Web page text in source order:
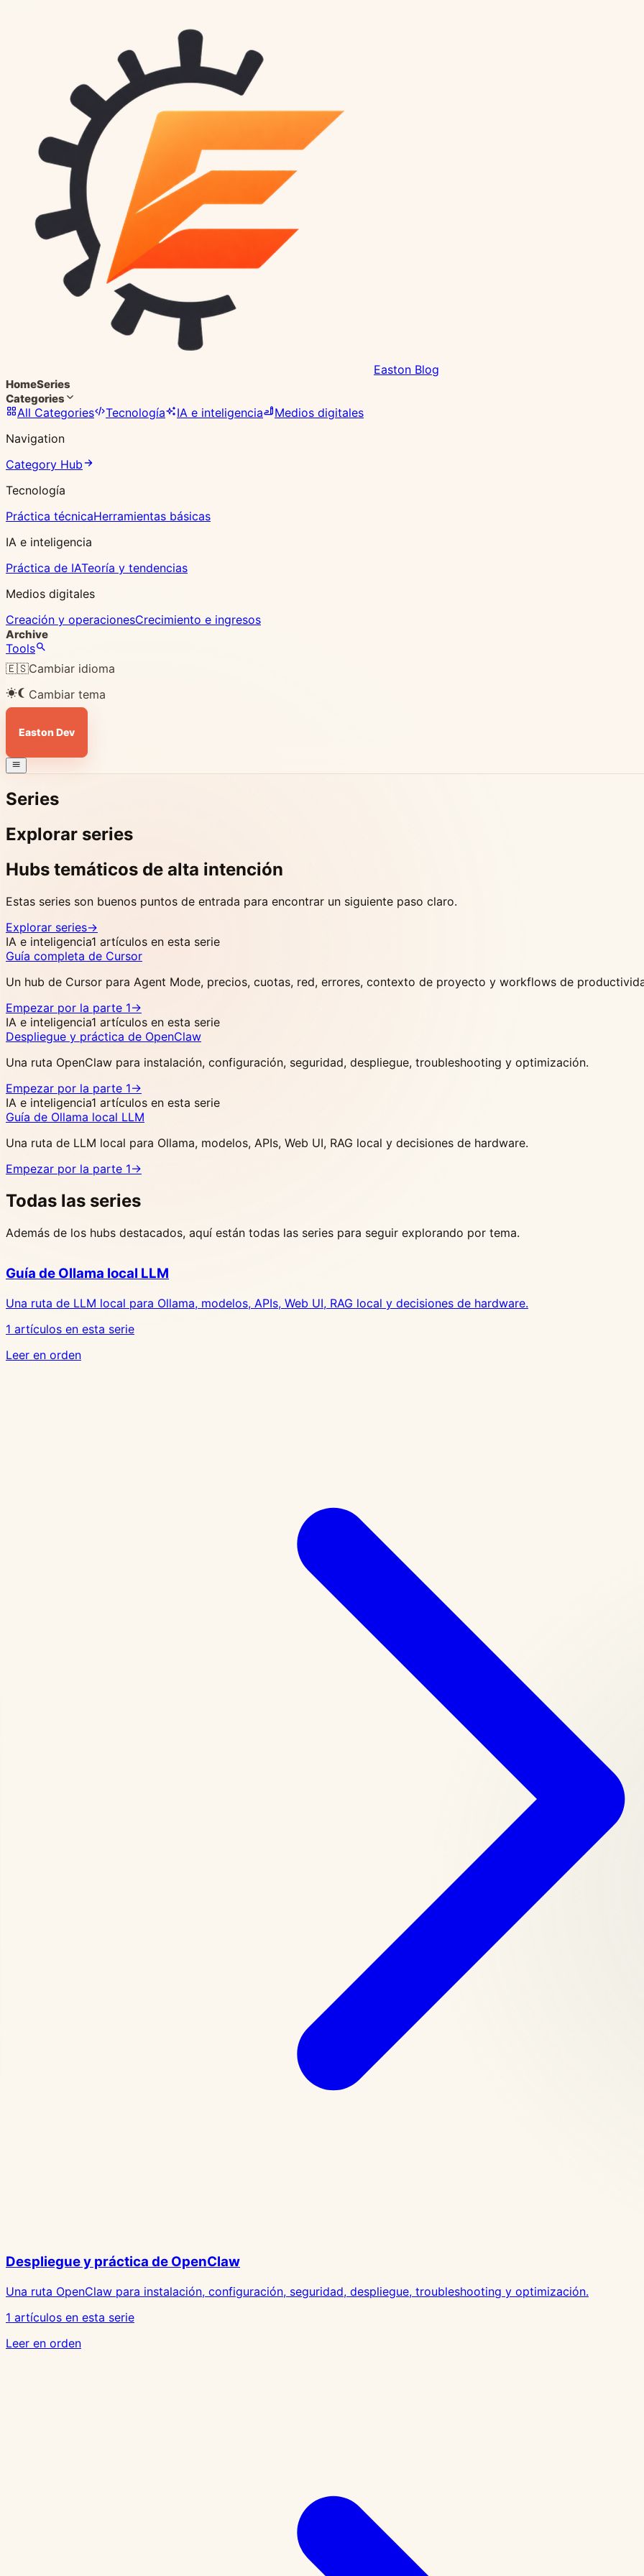
Easton Blog
HomeSeries
Categories
All Categories Tecnología IA e inteligencia
Medios digitales
Navigation
Category Hub
Tecnología
Práctica técnicaHerramientas básicas
IA e inteligencia
Práctica de IATeoría y tendencias
Medios digitales
Creación y operacionesCrecimiento e ingresos
Archive
Tools
🇪🇸Cambiar idioma
Cambiar tema
Easton Dev
Series
Explorar series
Hubs temáticos de alta intención
Estas series son buenos puntos de entrada para encontrar un siguiente paso claro.
Explorar series->
IA e inteligencia1 artículos en esta serie
Guía completa de Cursor
Un hub de Cursor para Agent Mode, precios, cuotas, red, errores, contexto de proyecto y workflows de
Empezar por la parte 1->
IA e inteligencia1 artículos en esta serie
Despliegue y práctica de OpenClaw
Una ruta OpenClaw para instalación, configuración, seguridad, despliegue, troubleshooting y optimización.
Empezar por la parte 1->
IA e inteligencia1 artículos en esta serie
Guía de Ollama local LLM
Una ruta de LLM local para Ollama, modelos, APIs, Web UI, RAG local y decisiones de hardware.
Empezar por la parte 1->
Todas las series
Además de los hubs destacados, aquí están todas las series para seguir explorando por tema.
Guía de Ollama local LLM
Una ruta de LLM local para Ollama, modelos, APIs, Web UI, RAG local y decisiones de hardware.
1 artículos en esta serie
Leer en orden
Despliegue y práctica de OpenClaw
Una ruta OpenClaw para instalación, configuración, seguridad, despliegue, troubleshooting y optimización.
1 artículos en esta serie
Leer en orden